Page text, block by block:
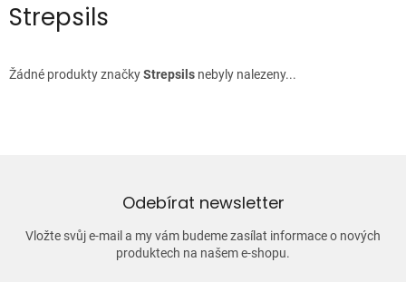
Strepsils
Žádné produkty značkyStrepsils nebyly nalezeny...
Odebírat newsletter
Vložte svůj e-mail a my vám budeme zasílat informace o nových
produktech na našem e-shopu.